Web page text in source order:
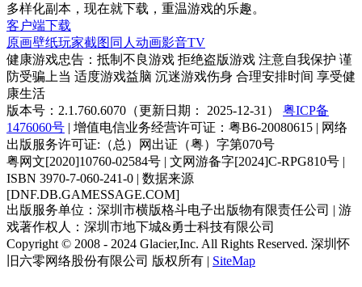
多样化副本，现在就下载，重温游戏的乐趣。
客户端下载
原画壁纸玩家截图 同人动画影音TV
健康游戏忠告：抵制不良游戏 拒绝盗版游戏 注意自我保护 谨
防受骗上当 适度游戏益脑 沉迷游戏伤身 合理安排时间 享受健
康生活
版本号：2.1.760.6070（更新日期： 2025-12-31）
粤ICP备
1476060号 | 增值电信业务经营许可证：粤B6-20080615 | 网络
出版服务许可证:（总）网出证（粤）字第070号
粤网文[2020]10760-02584号 | 文网游备字[2024]C-RPG810号 |
ISBN 3970-7-060-241-0 | 数据来源
[DNF.DB.GAMESSAGE.COM]
出版服务单位：深圳市横版格斗电子出版物有限责任公司 | 游
戏著作权人：深圳市地下城&勇士科技有限公司
Copyright © 2008 - 2024 Glacier,Inc. All Rights Reserved. 深圳怀
旧六零网络股份有限公司 版权所有 | SiteMap